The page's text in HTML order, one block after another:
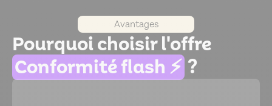
Avantages
Pourquoi choisir l'offre
Conformité flash ⚡️ ?